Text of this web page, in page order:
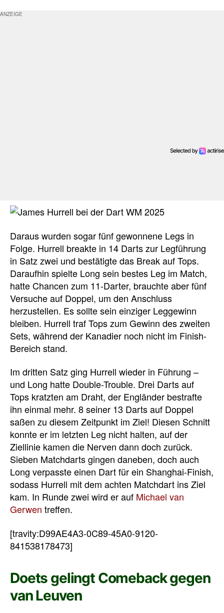
Daraus wurden sogar fünf gewonnene Legs in
Folge. Hurrell breakte in 14 Darts zur Legführung
in Satz zwei und bestätigte das Break auf Tops.
Daraufhin spielte Long sein bestes Leg im Match,
hatte Chancen zum 11-Darter, brauchte aber fünf
Versuche auf Doppel, um den Anschluss
herzustellen. Es sollte sein einziger Leggewinn
bleiben. Hurrell traf Tops zum Gewinn des zweiten
Sets, während der Kanadier noch nicht im Finish-
Bereich stand.
Im dritten Satz ging Hurrell wieder in Führung –
und Long hatte Double-Trouble. Drei Darts auf
Tops kratzten am Draht, der Engländer bestrafte
ihn einmal mehr. 8 seiner 13 Darts auf Doppel
saßen zu diesem Zeitpunkt im Ziel! Diesen Schnitt
konnte er im letzten Leg nicht halten, auf der
Ziellinie kamen die Nerven dann doch zurück.
Sieben Matchdarts gingen daneben, doch auch
Long verpasste einen Dart für ein Shanghai-Finish,
sodass Hurrell mit dem achten Matchdart ins Ziel
kam. In Runde zwei wird er auf Michael van
Gerwen treffen.
[travity:D99AE4A3-0C89-45A0-9120-
841538178473]
Doets gelingt Comeback gegen
van Leuven